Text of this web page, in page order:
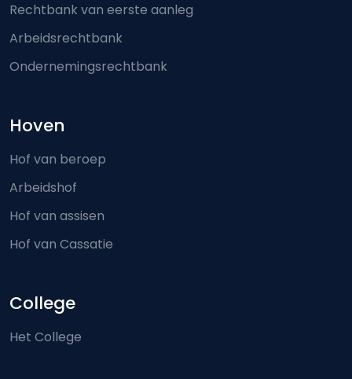
Rechtbank van eerste aanleg
Arbeidsrechtbank
Ondernemingsrechtbank
Hoven
Hof van beroep
Arbeidshof
Hof van assisen
Hof van Cassatie
College
Het College